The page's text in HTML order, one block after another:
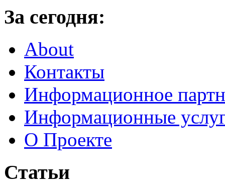
За сегодня:
About
Контакты
Информационное
Информационные
О Проекте
Статьи